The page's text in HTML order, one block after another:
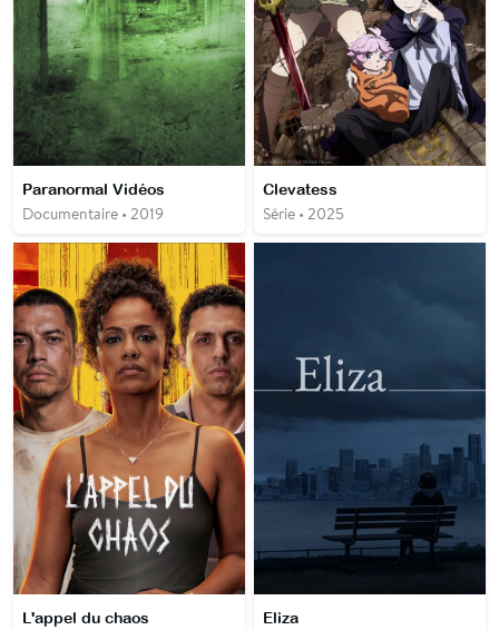
Paranormal Vidéos
Documentaire • 2019
Clevatess
Série • 2025
L'appel du chaos Eliza